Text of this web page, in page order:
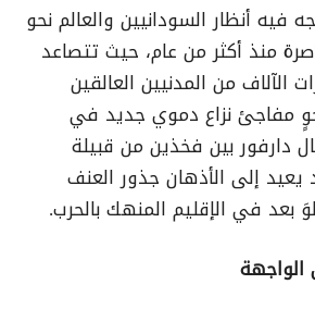
أنظار السودانيين والعالم نحو
منذ أكثر من عام، حيث تتصاعد
الآلاف من المدنيين العالقين
مفاجئ نزاع دموي جديد في
دارفور بين فخذين من قبيلة
إلى الأذهان جذور العنف
بعد في الإقليم المنهك بالحرب.
الواجهة